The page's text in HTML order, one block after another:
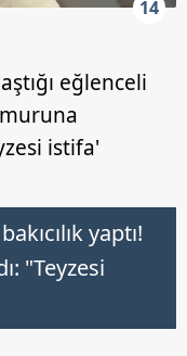
14
eğlenceli
istifa'
yaptı!
"Teyzesi